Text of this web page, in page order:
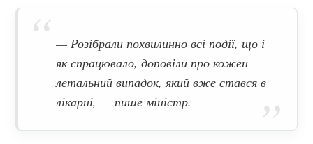
— Розібрали похвилинно всі події, що і
як спрацювало, доповіли про кожен
летальний випадок, який вже стався в
лікарні, — пише міністр.